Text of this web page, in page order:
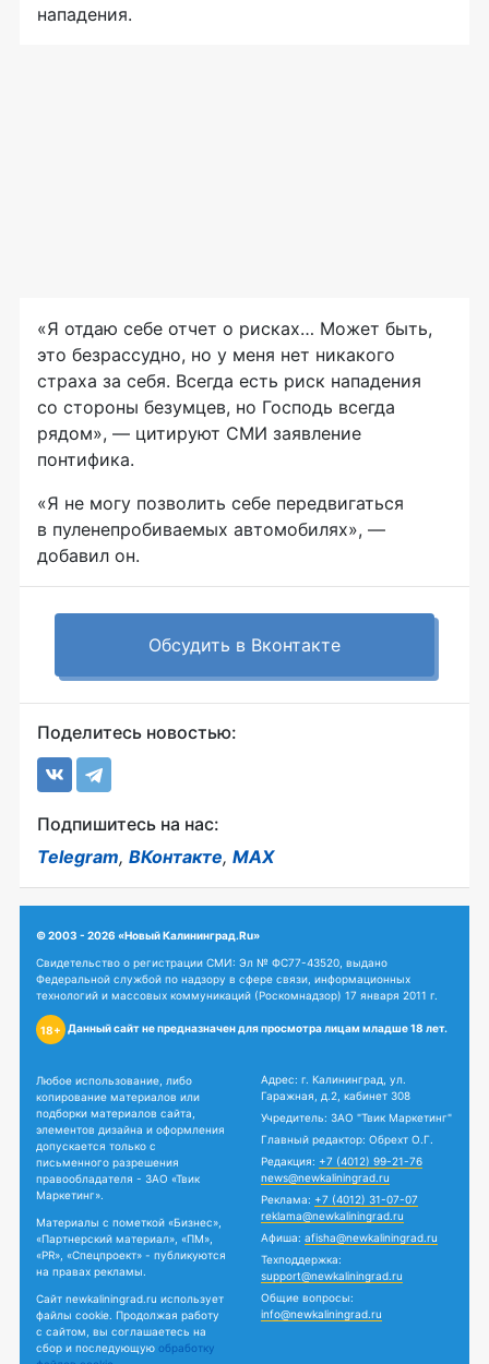
нападения.
«Я отдаю себе отчет о рисках… Может быть,
это безрассудно, но у меня нет никакого
страха за себя. Всегда есть риск нападения
со стороны безумцев, но Господь всегда
рядом», — цитируют СМИ заявление
понтифика.
«Я не могу позволить себе передвигаться
в пуленепробиваемых автомобилях», —
добавил он.
Обсудить в Вконтакте
Поделитесь новостью:
Подпишитесь на нас:
Telegram, ВКонтакте, MAX
© 2003 - 2026 «Новый Калининград.Ru»
Свидетельство о регистрации СМИ: Эл № ФС77-43520, выдано
Федеральной службой по надзору в сфере связи, информационных
технологий и массовых коммуникаций (Роскомнадзор) 17 января 2011 г.
18+ Данный сайт не предназначен для просмотра лицам младше 18 лет.
Любое использование, либо
копирование материалов или
подборки материалов сайта,
элементов дизайна и оформления
допускается только с
письменного разрешения
правообладателя - ЗАО «Твик
Маркетинг».
Материалы с пометкой «Бизнес»,
«Партнерский материал», «ПМ»,
«PR», «Спецпроект» - публикуются
на правах рекламы.
Сайт newkaliningrad.ru использует
файлы cookie. Продолжая работу
с сайтом, вы соглашаетесь на
сбор и последующую обработку
Адрес: г. Калининград, ул.
Гаражная, д.2, кабинет 308
Учредитель: ЗАО "Твик Маркетинг"
Главный редактор: Обрехт О.Г.
Редакция: +7 (4012) 99-21-76
news@newkaliningrad.ru
Реклама: +7 (4012) 31-07-07
reklama@newkaliningrad.ru
Афиша: afisha@newkaliningrad.ru
Техподдержка:
support@newkaliningrad.ru
Общие вопросы:
info@newkaliningrad.ru